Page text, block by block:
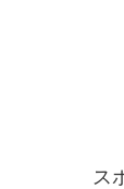
ス